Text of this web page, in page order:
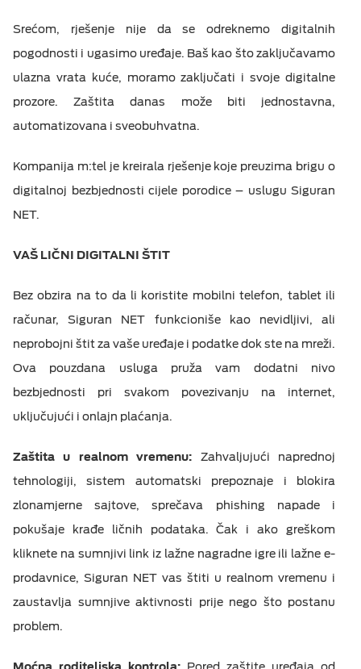
Srećom, rješenje nije da se odreknemo digitalnih
pogodnosti i ugasimo uređaje. Baš kao što zaključavamo
ulazna vrata kuće, moramo zaključati i svoje digitalne
prozore. Zaštita danas može biti jednostavna,
automatizovana i sveobuhvatna.
Kompanija m:tel je kreirala rješenje koje preuzima brigu o
digitalnoj bezbjednosti cijele porodice – uslugu Siguran
NET.
VAŠ LIČNI DIGITALNI ŠTIT
Bez obzira na to da li koristite mobilni telefon, tablet ili
računar, Siguran NET funkcioniše kao nevidljivi, ali
neprobojni štit za vaše uređaje i podatke dok ste na mreži.
Ova pouzdana usluga pruža vam dodatni nivo
bezbjednosti pri svakom povezivanju na internet,
uključujući i onlajn plaćanja.
Zaštita u realnom vremenu: Zahvaljujući naprednoj
tehnologiji, sistem automatski prepoznaje i blokira
zlonamjerne sajtove, sprečava phishing napade i
pokušaje krađe ličnih podataka. Čak i ako greškom
kliknete na sumnjivi link iz lažne nagradne igre ili lažne e-
prodavnice, Siguran NET vas štiti u realnom vremenu i
zaustavlja sumnjive aktivnosti prije nego što postanu
problem.